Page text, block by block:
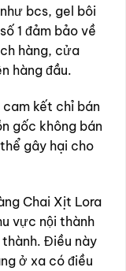
bcs, gel bôi
1 đảm bảo về
hàng, cửa
hàng đầu.
kết chỉ bán
gốc không bán
gây hại cho
Chai Xịt Lora
vực nội thành
Điều này
ở xa có điều